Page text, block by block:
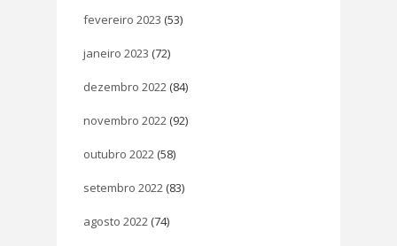
fevereiro 2023 (53)
janeiro 2023 (72)
dezembro 2022 (84)
novembro 2022 (92)
outubro 2022 (58)
setembro 2022 (83)
agosto 2022 (74)